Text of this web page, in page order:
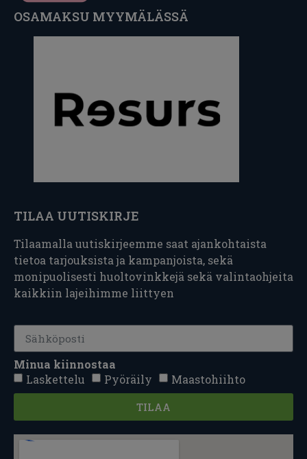
OSAMAKSU MYYMÄLÄSSÄ
TILAA UUTISKIRJE
Tilaamalla uutiskirjeemme saat ajankohtaista
tietoa tarjouksista ja kampanjoista, sekä
monipuolisesti huoltovinkkejä sekä valintaohjeita
kaikkiin lajeihimme liittyen
Minua kiinnostaa
Laskettelu
Pyöräily Maastohiihto
TILAA